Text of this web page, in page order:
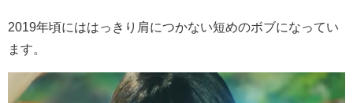
2019年頃にははっきり肩につかない短めのボブになってい
ます。